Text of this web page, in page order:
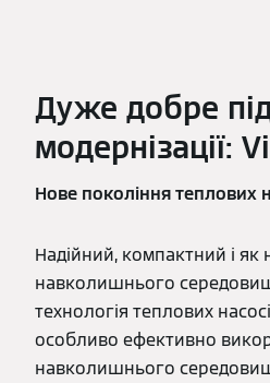
Дуже добре
модернізації:
Нове покоління теплових
Надійний, компактний і як
навколишнього
технологія теплових
особливо ефективно
навколишнього